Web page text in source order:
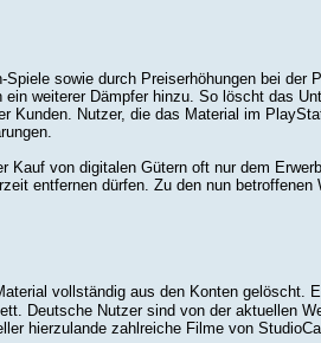
sowie durch Preiserhöhungen bei der
weiterer Dämpfer hinzu. So löscht das
Kunden. Nutzer, die das Material im
Kauf von digitalen Gütern oft nur dem
entfernen dürfen. Zu den nun
vollständig aus den Konten gelöscht.
Deutsche Nutzer sind von der aktuellen
hierzulande zahlreiche Filme von